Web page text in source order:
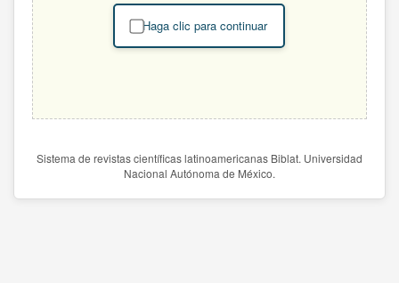
Haga clic para continuar
Sistema de revistas científicas latinoamericanas Biblat. Universidad
Nacional Autónoma de México.